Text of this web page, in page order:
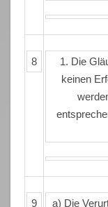
8
1. Die
keinen
9
a) Die